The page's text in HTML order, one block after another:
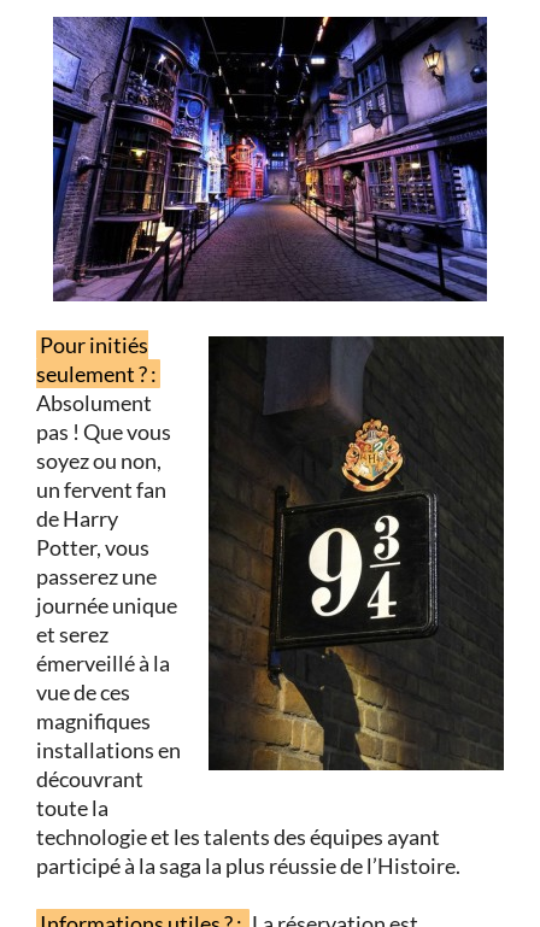
Pour initiés
seulement ? :
Absolument
pas ! Que vous
soyez ou non,
un fervent fan
de Harry
Potter, vous
passerez une
journée unique
et serez
émerveillé à la
vue de ces
magnifiques
installations en
découvrant
toute la
technologie et les talents des équipes ayant
participé à la saga la plus réussie de l’Histoire.